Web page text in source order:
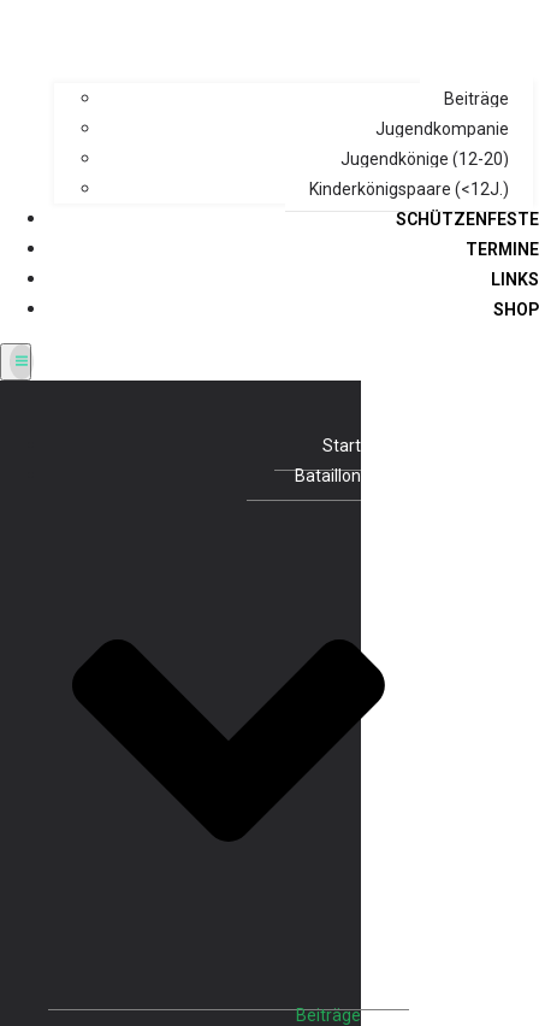
Beiträge
Jugendkompanie
Jugendkönige (12-20)
Kinderkönigspaare (<12J.)
SCHÜTZENFESTE
TERMINE
LINKS
SHOP
Start
Bataillon
Beiträge